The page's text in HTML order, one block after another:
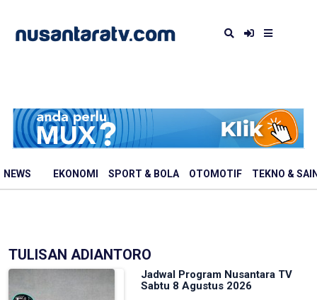
NEWS EKONOMI SPORT & BOLA OTOMOTIF TEKNO &
TULISAN ADIANTORO
Jadwal Program Nusantara TV
Sabtu 8 Agustus 2026